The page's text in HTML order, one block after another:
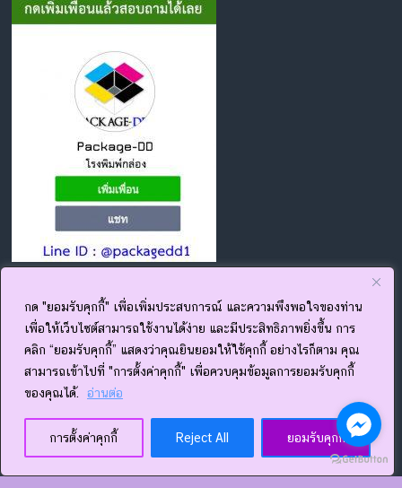
กด "ยอมรับคุกกี้" เพื่อเพิ่มประสบการณ์ และความพึงพอใจของท่าน
เพื่อให้เว็บไซต์สามารถใช้งานได้ง่าย และมีประสิทธิภาพยิ่งขึ้น การ
คลิก “ยอมรับคุกกี้” แสดงว่าคุณยินยอมให้ใช้คุกกี้ อย่างไรก็ตาม คุณ
สามารถเข้าไปที่ "การตั้งค่าคุกกี้" เพื่อควบคุมข้อมูลการยอมรับคุกกี้
ของคุณได้.
อ่านต่อ
การตั้งค่าคุกกี้ Reject All ยอมรับคุกกี้
ที่อยู่บริษัท
19/21 ม.5 ต.อ่างศิลา อ.เมือง จ.ชลบุรี 20000
โทร.033 091 811
เวลาทำการ 8.00-17.00 น. จันทร์ - เสาร์ (หยุดวันอาทิตย์)
www.facebook.com/thepackagedd